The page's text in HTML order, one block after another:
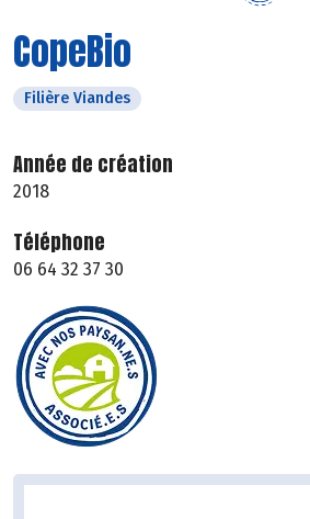
CopeBio
Filière Viandes
Année de création
2018
Téléphone
06 64 32 37 30